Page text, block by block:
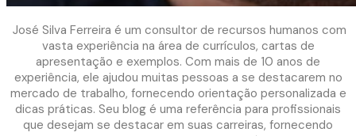
José Silva Ferreira é um consultor de recursos humanos com
vasta experiência na área de currículos, cartas de
apresentação e exemplos. Com mais de 10 anos de
experiência, ele ajudou muitas pessoas a se destacarem no
mercado de trabalho, fornecendo orientação personalizada e
dicas práticas. Seu blog é uma referência para profissionais
que desejam se destacar em suas carreiras, fornecendo